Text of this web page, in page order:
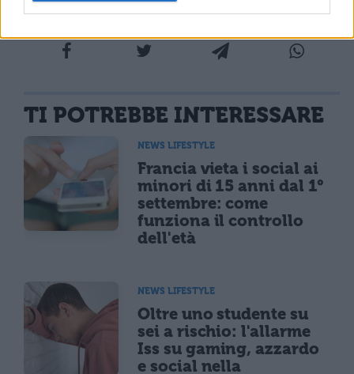
TI POTREBBE INTERESSARE
NEWS LIFESTYLE
Francia vieta i social ai
minori di 15 anni dal 1°
settembre: come
funziona il controllo
dell'età
NEWS LIFESTYLE
Oltre uno studente su
sei a rischio: l'allarme
Iss su gaming, azzardo
e social nella